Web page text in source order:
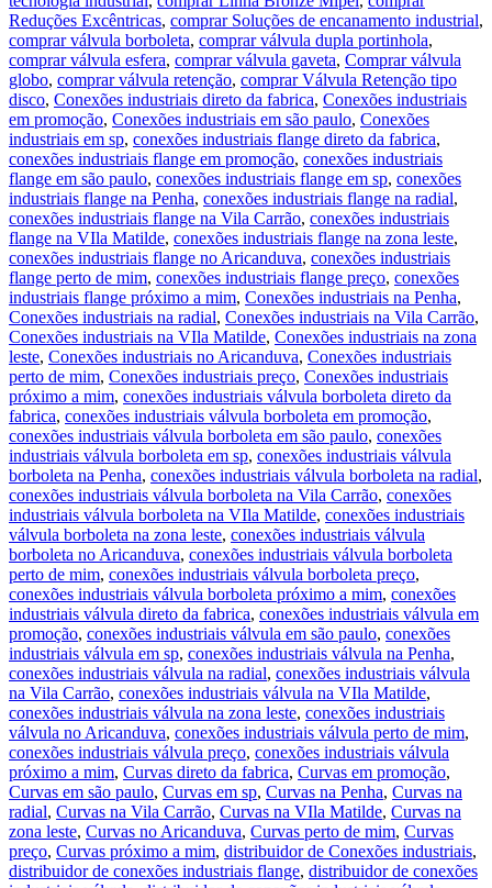
Reduções Excêntricas, comprar Soluções de encanamento industrial,
comprar válvula borboleta, comprar válvula dupla portinhola,
comprar válvula esfera, comprar válvula gaveta, Comprar válvula
globo, comprar válvula retenção, comprar Válvula Retenção tipo
disco, Conexões industriais direto da fabrica, Conexões industriais
em promoção, Conexões industriais em são paulo, Conexões
industriais em sp, conexões industriais flange direto da fabrica,
conexões industriais flange em promoção, conexões industriais
flange em são paulo, conexões industriais flange em sp, conexões
industriais flange na Penha, conexões industriais flange na radial,
conexões industriais flange na Vila Carrão, conexões industriais
flange na VIla Matilde, conexões industriais flange na zona leste,
conexões industriais flange no Aricanduva, conexões industriais
flange perto de mim, conexões industriais flange preço, conexões
industriais flange próximo a mim, Conexões industriais na Penha,
Conexões industriais na radial, Conexões industriais na Vila Carrão,
Conexões industriais na VIla Matilde, Conexões industriais na zona
leste, Conexões industriais no Aricanduva, Conexões industriais
perto de mim, Conexões industriais preço, Conexões industriais
próximo a mim, conexões industriais válvula borboleta direto da
fabrica, conexões industriais válvula borboleta em promoção,
conexões industriais válvula borboleta em são paulo, conexões
industriais válvula borboleta em sp, conexões industriais válvula
borboleta na Penha, conexões industriais válvula borboleta na radial,
conexões industriais válvula borboleta na Vila Carrão, conexões
industriais válvula borboleta na VIla Matilde, conexões industriais
válvula borboleta na zona leste, conexões industriais válvula
borboleta no Aricanduva, conexões industriais válvula borboleta
perto de mim, conexões industriais válvula borboleta preço,
conexões industriais válvula borboleta próximo a mim, conexões
industriais válvula direto da fabrica, conexões industriais válvula em
promoção, conexões industriais válvula em são paulo, conexões
industriais válvula em sp, conexões industriais válvula na Penha,
conexões industriais válvula na radial, conexões industriais válvula
na Vila Carrão, conexões industriais válvula na VIla Matilde,
conexões industriais válvula na zona leste, conexões industriais
válvula no Aricanduva, conexões industriais válvula perto de mim,
conexões industriais válvula preço, conexões industriais válvula
próximo a mim, Curvas direto da fabrica, Curvas em promoção,
Curvas em são paulo, Curvas em sp, Curvas na Penha, Curvas na
radial, Curvas na Vila Carrão, Curvas na VIla Matilde, Curvas na
zona leste, Curvas no Aricanduva, Curvas perto de mim, Curvas
preço, Curvas próximo a mim, distribuidor de Conexões industriais,
distribuidor de conexões industriais flange, distribuidor de conexões